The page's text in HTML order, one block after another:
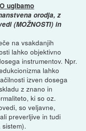
ugibamo
orodja, z
(MOŽNOSTI) in
na vsakdanjih
lahko objektivno
instrumentov. Npr.
lahko
izven dosega
z znano in
ki so oz.
so veljavne,
preverljive in tudi